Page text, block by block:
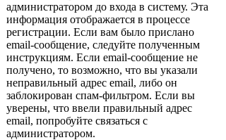
администратором до входа в систему. Эта
информация отображается в процессе
регистрации. Если вам было прислано
email-сообщение, следуйте полученным
инструкциям. Если email-сообщение не
получено, то возможно, что вы указали
неправильный адрес email, либо он
заблокирован спам-фильтром. Если вы
уверены, что ввели правильный адрес
email, попробуйте связаться с
администратором.